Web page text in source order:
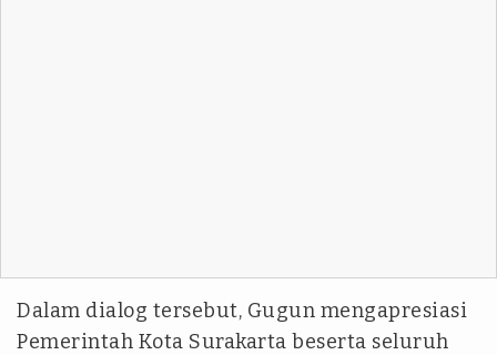
Dalam dialog tersebut, Gugun mengapresiasi
Pemerintah Kota Surakarta beserta seluruh